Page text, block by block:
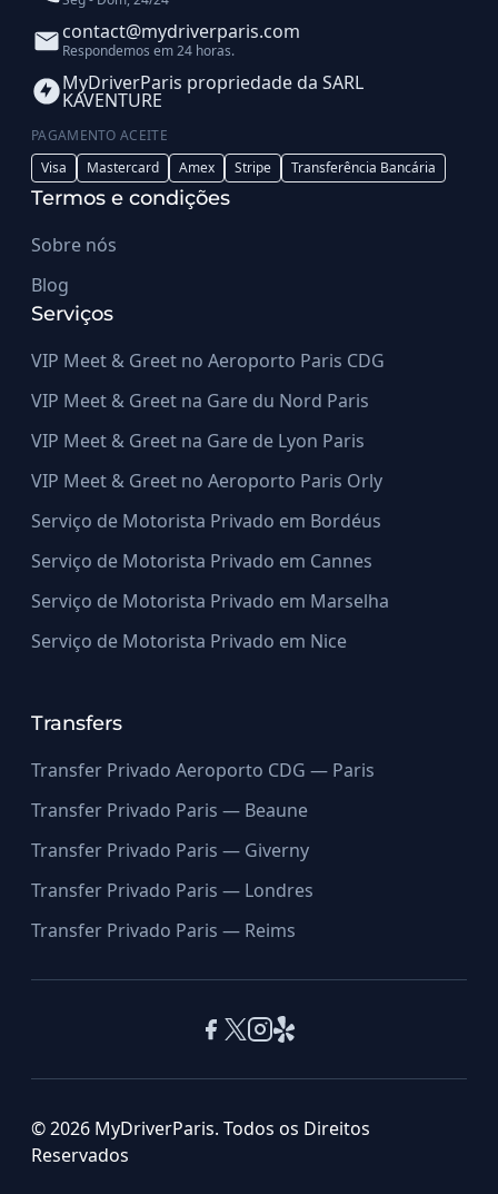
contact@mydriverparis.com
Respondemos em 24 horas.
MyDriverParis propriedade da SARL
KAVENTURE
PAGAMENTO ACEITE
Visa
Mastercard Amex Stripe Transferência Bancária
Termos e condições
Sobre nós
Blog
Serviços
VIP Meet & Greet no Aeroporto Paris CDG
VIP Meet & Greet na Gare du Nord Paris
VIP Meet & Greet na Gare de Lyon Paris
VIP Meet & Greet no Aeroporto Paris Orly
Serviço de Motorista Privado em Bordéus
Serviço de Motorista Privado em Cannes
Serviço de Motorista Privado em Marselha
Serviço de Motorista Privado em Nice
Transfers
Transfer Privado Aeroporto CDG — Paris
Transfer Privado Paris — Beaune
Transfer Privado Paris — Giverny
Transfer Privado Paris — Londres
Transfer Privado Paris — Reims
© 2026 MyDriverParis. Todos os Direitos
Reservados